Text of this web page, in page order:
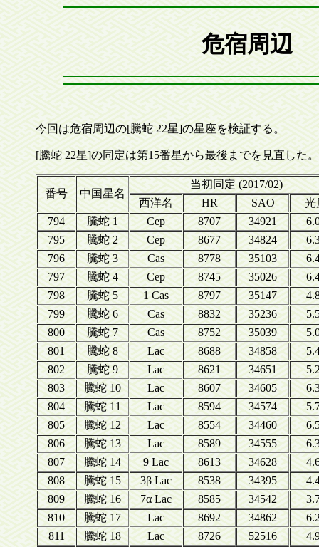
危宿周
今回は危宿周辺の[騰蛇 22星]の星座を検証する。
[騰蛇 22星]の同定は第15番星から最後までを見直した。
番号 中国星名
当初同定 (2017/02)
西洋名
HR SAO
光
794
騰蛇 1 Cep 8707 34921
795
騰蛇 2 Cep 8677 34824
796
騰蛇 3 Cas 8778 35103
797
騰蛇 4 Cep 8745 35026
798
騰蛇 5 1 Cas 8797 35147
799
騰蛇 6 Cas 8832 35236
800
騰蛇 7 Cas 8752 35039
801
騰蛇 8 Lac 8688 34858
802
騰蛇 9 Lac 8621 34651
803
騰蛇 10 Lac 8607 34605
804
騰蛇 11 Lac 8594 34574
805
騰蛇 12 Lac 8554 34460
806
騰蛇 13 Lac 8589 34555
807
騰蛇 14 9 Lac 8613 34628
808
騰蛇 15 3β Lac 8538 34395
809
騰蛇 16 7α Lac 8585 34542
810
騰蛇 17 Lac 8692 34862
811
騰蛇 18 Lac 8726 52516